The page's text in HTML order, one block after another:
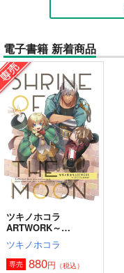
電子書籍 新着商品
ツキノホコラ
ARTWORK～
2023Summer
ツキノホコラ
専売 880円 （税込）